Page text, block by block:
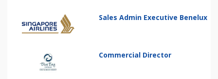
Sales Admin Executive Benelux
Commercial Director